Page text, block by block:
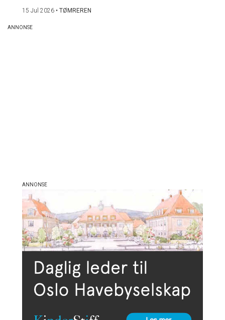
15 Jul 2026 • TØMREREN